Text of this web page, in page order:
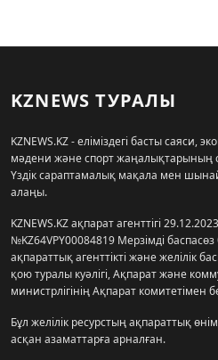
KZNEWS ТУРАЛЫ
KZNEWS.KZ - еліміздегі басты саяси,
мәдени және спорт жаңалықтарының
Үздік сараптамалық мақала мен
алаңы.
KZNEWS.KZ ақпарат агенттігі
№KZ64VPY00084819 Мерзімді
ақпараттық агенттікті және желілік
қою туралы куәлігі, Ақпарат және
министрлігінің Ақпарат комитетімен
Бұл желілік ресурстың ақпараттық
асқан азаматтарға арналған.